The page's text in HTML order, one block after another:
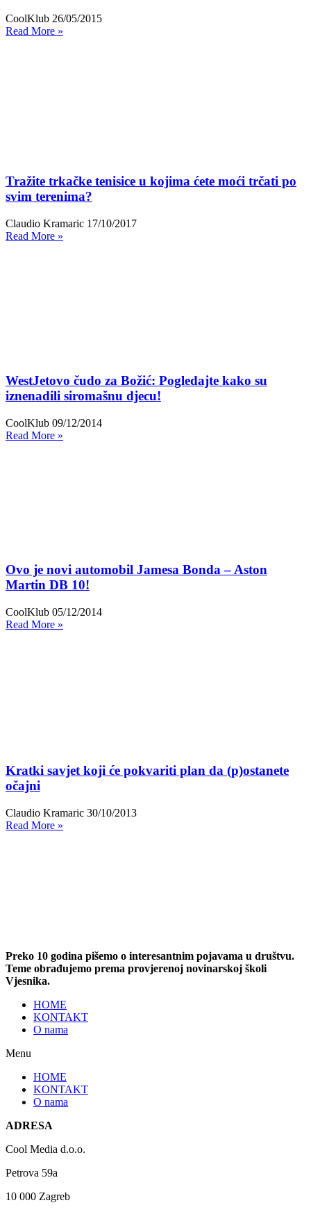
CoolKlub 26/05/2015
Read More »
Tražite trkačke tenisice u kojima ćete moći trčati po
svim terenima?
Claudio Kramaric 17/10/2017
Read More »
WestJetovo čudo za Božić: Pogledajte kako su
iznenadili siromašnu djecu!
CoolKlub 09/12/2014
Read More »
Ovo je novi automobil Jamesa Bonda – Aston
Martin DB 10!
CoolKlub 05/12/2014
Read More »
Kratki savjet koji će pokvariti plan da (p)ostanete
očajni
Claudio Kramaric 30/10/2013
Read More »
Preko 10 godina pišemo o interesantnim pojavama u društvu.
Teme obrađujemo prema provjerenoj novinarskoj školi
Vjesnika.
HOME
KONTAKT
O nama
Menu
HOME
KONTAKT
O nama
ADRESA
Cool Media d.o.o.
Petrova 59a
10 000 Zagreb